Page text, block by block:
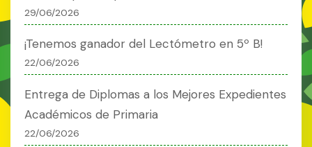
29/06/2026
¡Tenemos ganador del Lectómetro en 5º B!
22/06/2026
Entrega de Diplomas a los Mejores Expedientes
Académicos de Primaria
22/06/2026